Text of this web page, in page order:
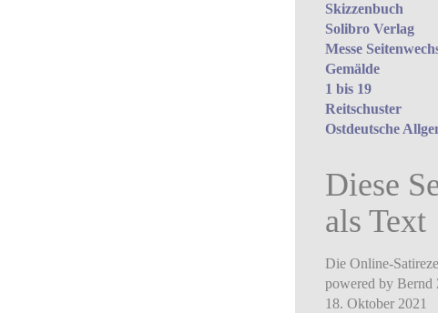
Skizzenbuch
Solibro Verlag
Messe
Gemälde
1 bis 19
Reitschuster
Ostdeutsche
Diese
als Text
Die Online-
powered by Bernd
18. Oktober 2021